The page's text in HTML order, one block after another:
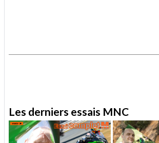
Les derniers essais MNC